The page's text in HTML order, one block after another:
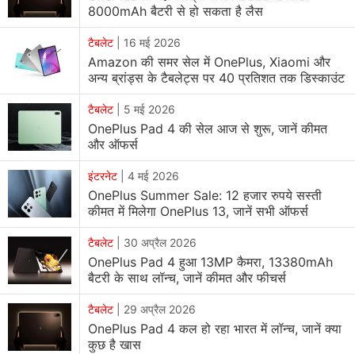
8000mAh बैटरी से हो सकता है लैस
टैबलेट 16 मई 2026
Amazon की समर सेल में OnePlus, Xiaomi और
अन्य ब्रांड्स के टैबलेट्स पर 40 प्रतिशत तक डिस्काउंट
टैबलेट 5 मई 2026
OnePlus Pad 4 की सेल आज से शुरू, जानें कीमत
और ऑफर्स
इंटरनेट 4 मई 2026
OnePlus Summer Sale: 12 हजार रुपये सस्ती
कीमत में मिलेगा OnePlus 13, जानें सभी ऑफर्स
टैबलेट 30 अप्रैल 2026
OnePlus Pad 4 हुआ 13MP कैमरा, 13380mAh
बैटरी के साथ लॉन्च, जानें कीमत और फीचर्स
टैबलेट 29 अप्रैल 2026
OnePlus Pad 4 कल हो रहा भारत में लॉन्च, जानें क्या
कुछ है खास